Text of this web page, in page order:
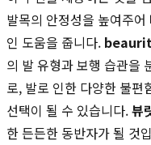
발목의 안정성을 높여주어
인 도움을 줍니다.
의 발 유형과 보행 습관을
로, 발로 인한 다양한 불편
선택이 될 수 있습니다.뷰
한 든든한 동반자가 될 것